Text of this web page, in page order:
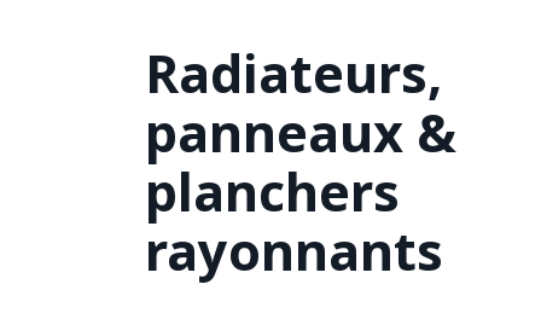
Radiateurs,
panneaux &
planchers
rayonnants